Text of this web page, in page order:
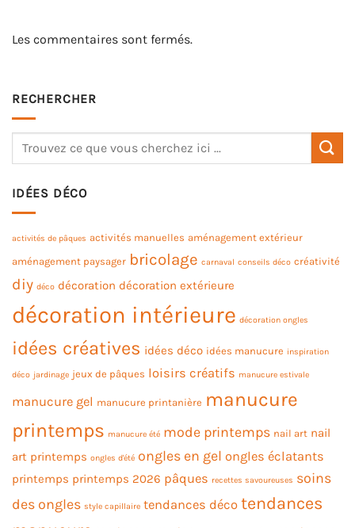
Les commentaires sont fermés.
RECHERCHER
IDÉES DÉCO
activités de pâques activités manuelles aménagement extérieur
aménagement paysager bricolage carnaval conseils déco créativité
diy déco décoration décoration extérieure
décoration intérieure décoration ongles
idées créatives idées déco idées manucure inspiration
déco jardinage jeux de pâques loisirs créatifs manucure estivale
manucure gel manucure printanière manucure
printemps manucure été mode printemps nail art nail
art printemps ongles d'été ongles en gel ongles éclatants
printemps printemps 2026 pâques recettes savoureuses soins
des ongles style capillaire tendances déco tendances